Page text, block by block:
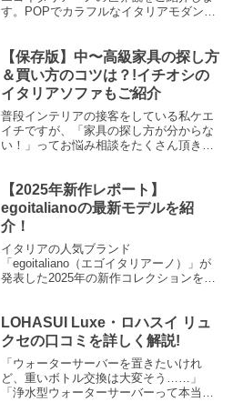
す。POPでカラフルなイタリアモダンの
【保存版】中〜高級家具の探し方
＆買い方のコツは？!イチオシの
イタリアソファもご紹介
普段インテリアの接客をしている私ケエ
イチですが、「家具の探し方が分からな
い！」ってお悩み相談をたくさん頂きま
シのイタリアブランド「egoitaliano（エ
ゴイタリアーノ）」のソファもご紹介し
ますので、ぜひご覧くださいね。
【2025年新作レポート】
egoitalianoの最新モデルを紹
介！
イタリアの人気ブランド
「egoitaliano（エゴイタリアーノ）」が
発表した2025年の新作コレクションをご
すが、今年はより洗練された大人の個性
が際立つラインナップに進化していま
す。本記事は、人気が高まるegoitaliano
の2025年新作をご紹介し、ブランドがも
つ魅力や注目ポイントを、わかりやすく
お届けします！
LOHASUI Luxe・ロハスイ リュ
クセの口コミを詳しく解説!
「ウォーターサーバーを置きたいけれ
ど、重いボトル交換は大変そう……」
「浄水型ウォーターサーバーって本当に